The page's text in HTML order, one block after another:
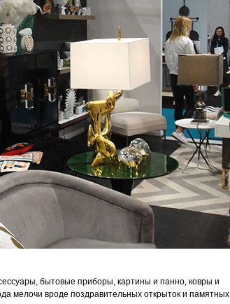
бытовые приборы, картины и панно, ковры и
мелочи вроде поздравительных открыток и памятных